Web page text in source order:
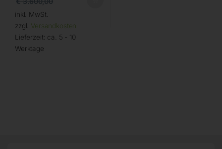
inkl. MwSt.
zzgl. Versandkosten
Lieferzeit: ca. 5 - 10
Werktage